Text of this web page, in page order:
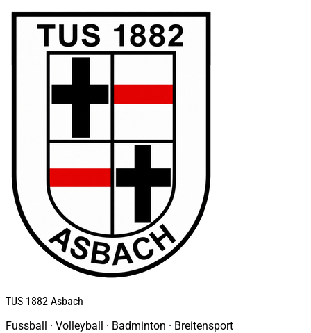
TUS 1882 Asbach
Fussball · Volleyball · Badminton · Breitensport